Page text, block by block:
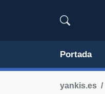
Portada
yankis.es